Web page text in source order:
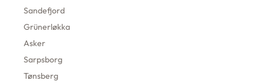
Sandefjord
Grünerløkka
Asker
Sarpsborg
Tønsberg